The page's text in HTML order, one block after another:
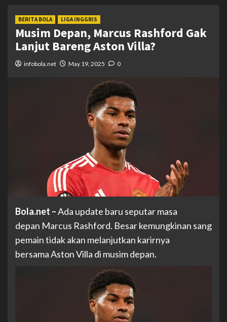
BERITA BOLA LIGA INGGRIS
Musim Depan, Marcus Rashford Gak
Lanjut Bareng Aston Villa?
infobola.net May 19, 2025 0
Bola.net –Ada update baru seputar masa
depan Marcus Rashford. Besar kemungkinan sang
pemain tidak akan melanjutkan karirnya
bersama Aston Villa di musim depan.